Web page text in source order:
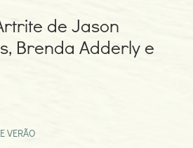
de Jason
Brenda Adderly e
VERÃO